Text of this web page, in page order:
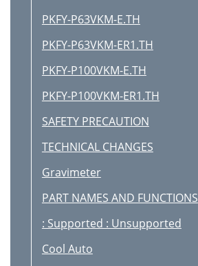
PKFY-P63VKM-E.TH
PKFY-P63VKM-ER1.TH
PKFY-P100VKM-E.TH
PKFY-P100VKM-ER1.TH
SAFETY PRECAUTION
TECHNICAL CHANGES
Gravimeter
PART NAMES AND FUNCTIONS
: Supported : Unsupported
Cool Auto